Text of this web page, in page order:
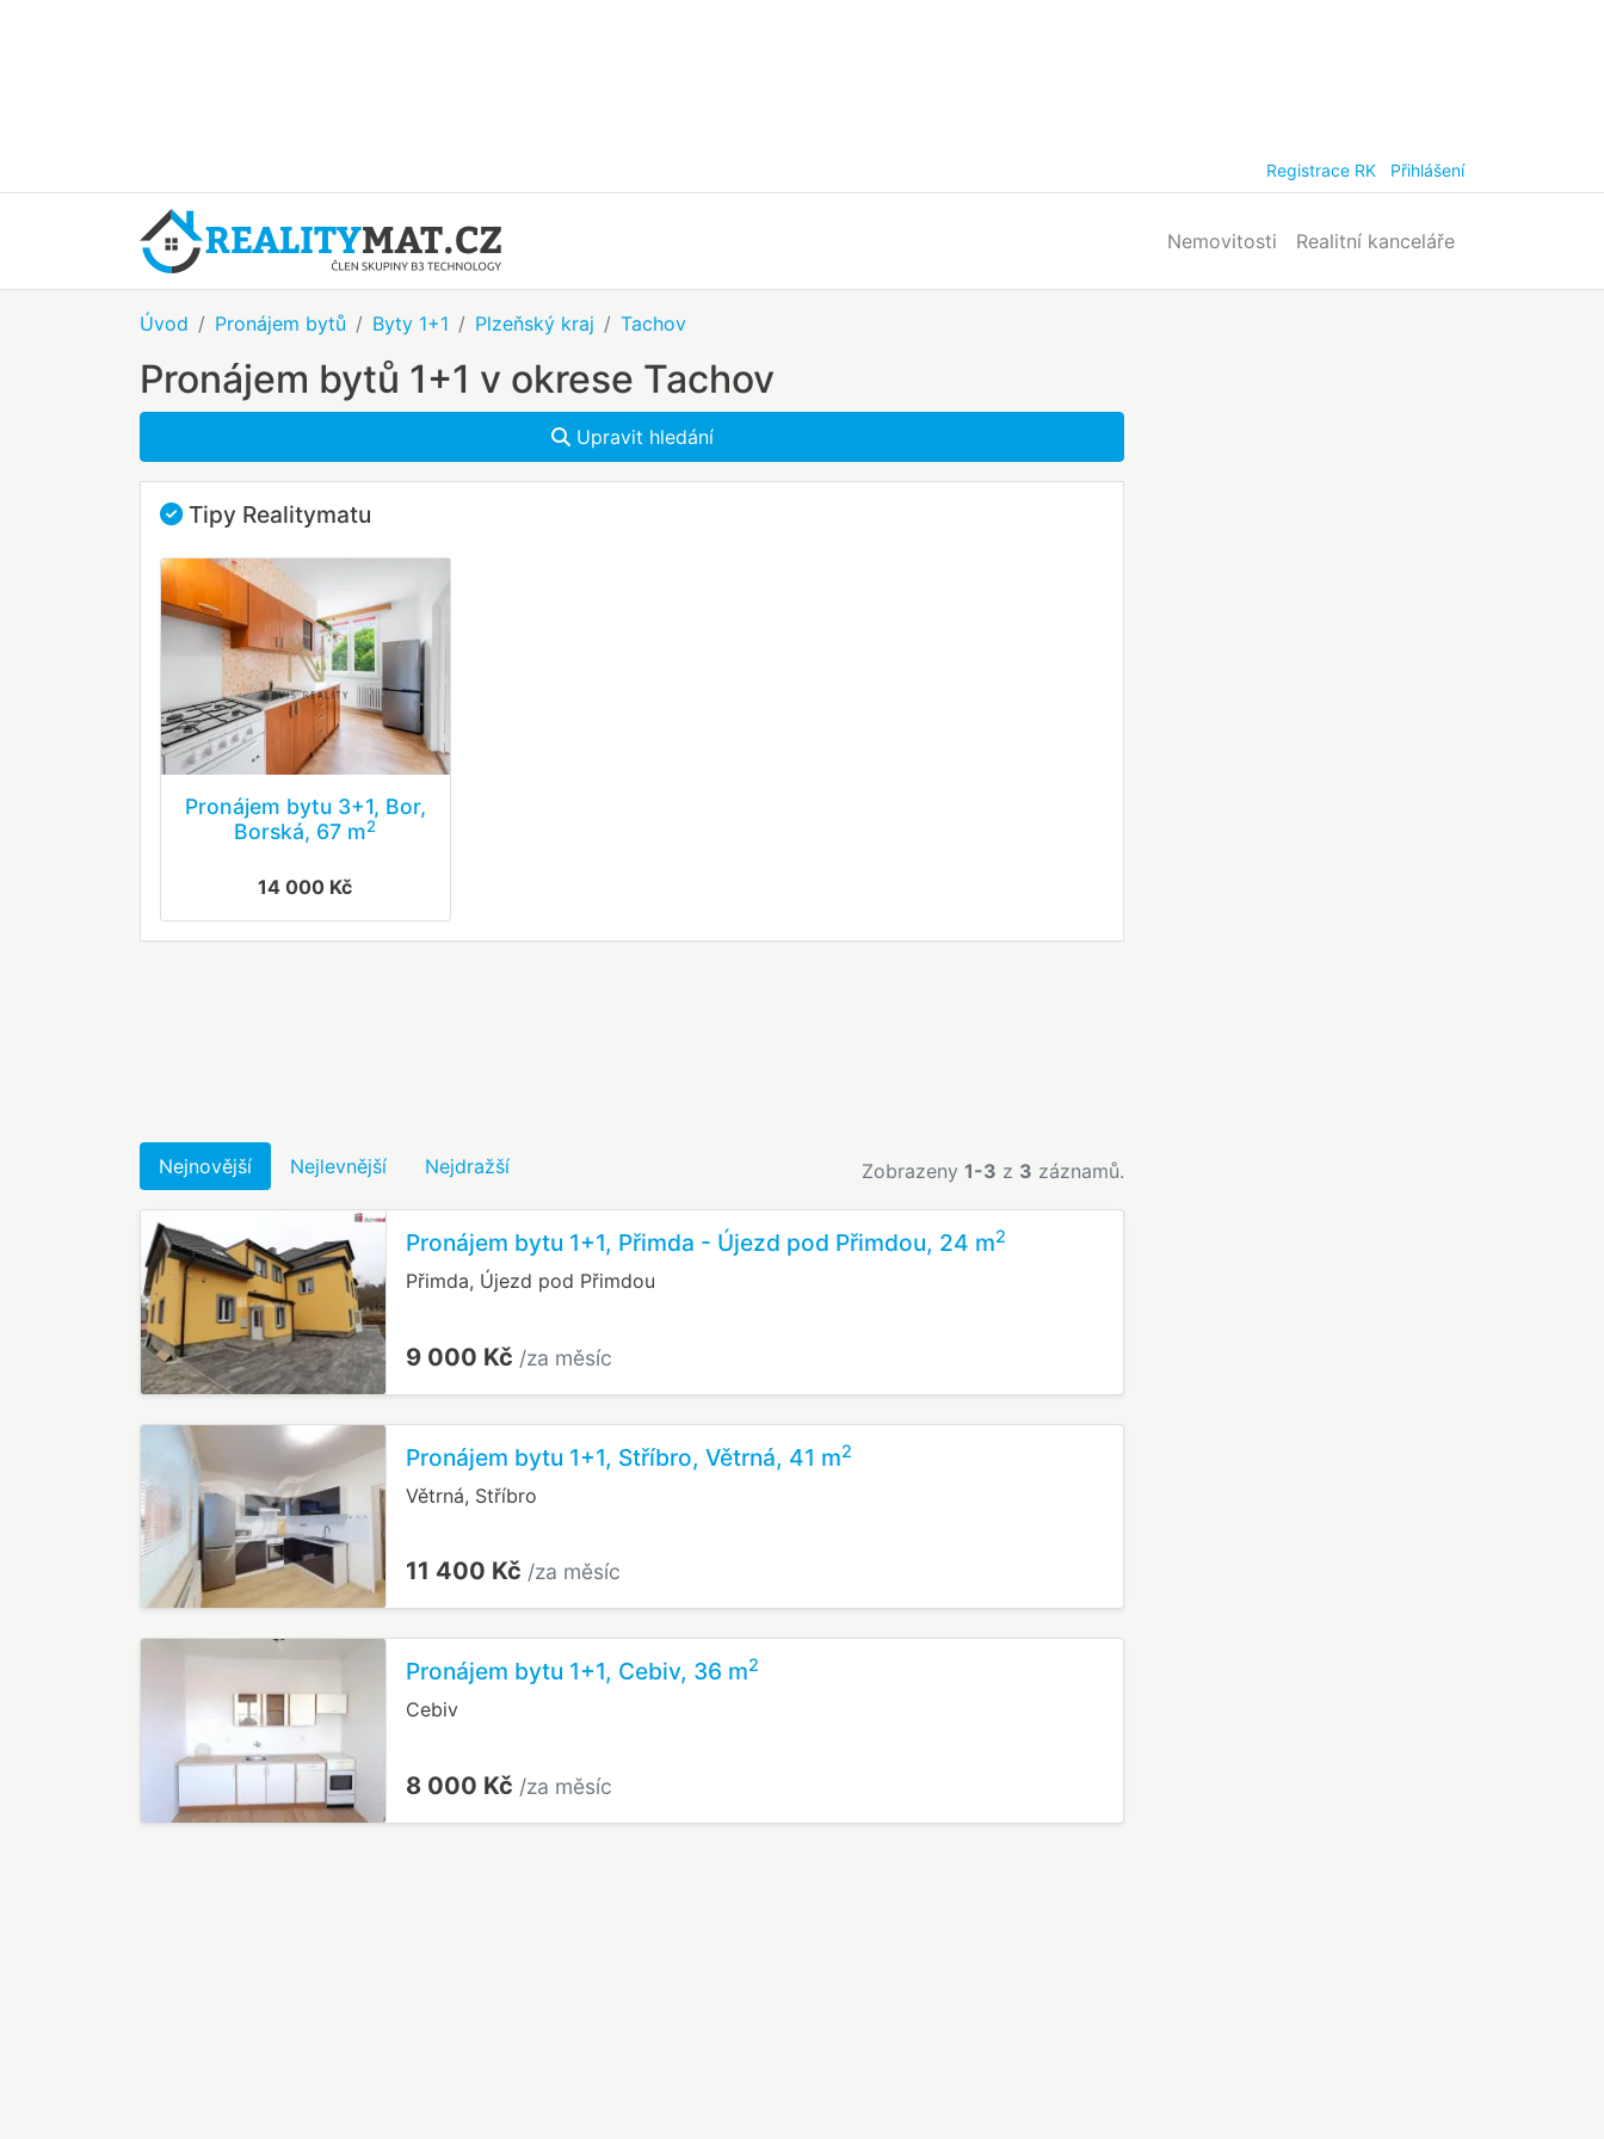
Registrace RK Přihlášení
Nemovitosti Realitní kanceláře
Úvod Pronájem bytů Byty 1+1 Plzeňský kraj Tachov
Pronájem bytů 1+1 v okrese Tachov
Upravit hledání
Tipy Realitymatu
Pronájem bytu 3+1, Bor,
Borská, 67 m2
14 000 Kč
Nejnovější Nejlevnější Nejdražší Zobrazeny 1-3 z 3 záznamů.
Pronájem bytu 1+1, Přimda - Újezd pod Přimdou, 24 m2
Přimda, Újezd pod Přimdou
9 000 Kč /za měsíc
Pronájem bytu 1+1, Stříbro, Větrná, 41 m2
Větrná, Stříbro
11 400 Kč /za měsíc
Pronájem bytu 1+1, Cebiv, 36 m2
Cebiv
8 000 Kč /za měsíc